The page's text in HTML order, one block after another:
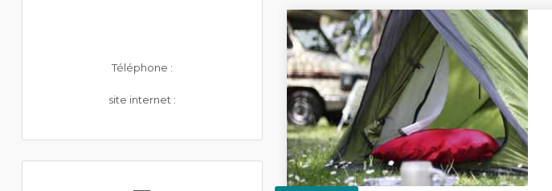
Téléphone :
site internet :